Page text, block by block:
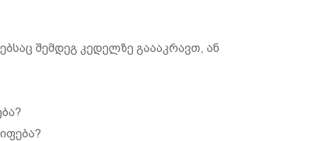
შემდეგ კედელზე გაააკრავთ, ან